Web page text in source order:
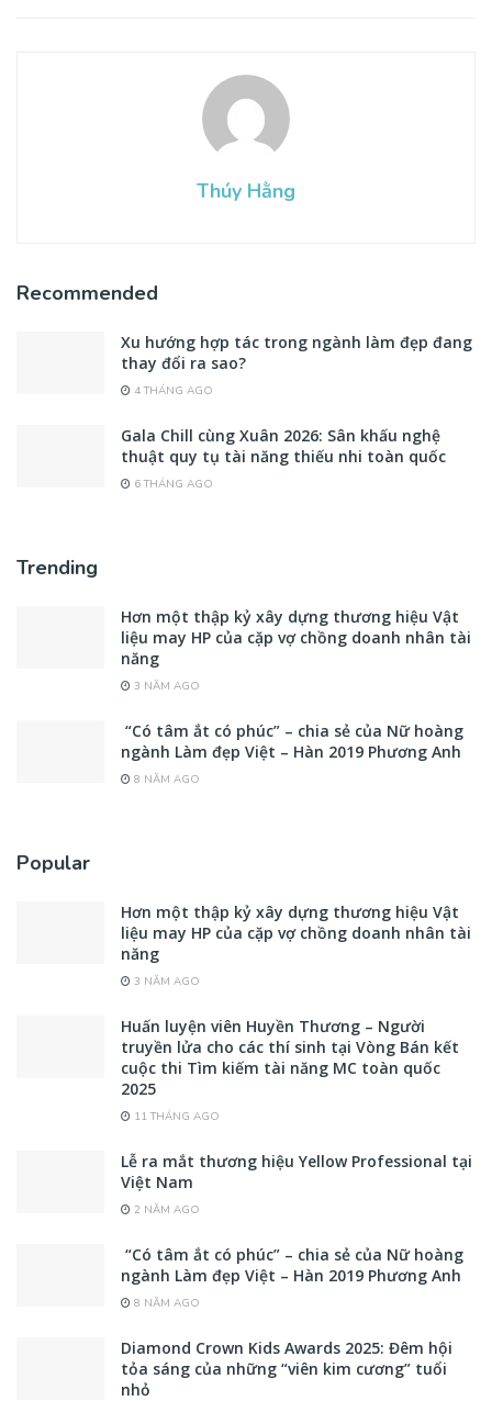
Thúy Hằng
Recommended
Xu hướng hợp tác trong ngành làm đẹp đang
thay đổi ra sao?
4 THÁNG AGO
Gala Chill cùng Xuân 2026: Sân khấu nghệ
thuật quy tụ tài năng thiếu nhi toàn quốc
6 THÁNG AGO
Trending
Hơn một thập kỷ xây dựng thương hiệu Vật
liệu may HP của cặp vợ chồng doanh nhân tài
năng
3 NĂM AGO
“Có tâm ắt có phúc” – chia sẻ của Nữ hoàng
ngành Làm đẹp Việt – Hàn 2019 Phương Anh
8 NĂM AGO
Popular
Hơn một thập kỷ xây dựng thương hiệu Vật
liệu may HP của cặp vợ chồng doanh nhân tài
năng
3 NĂM AGO
Huấn luyện viên Huyền Thương – Người
truyền lửa cho các thí sinh tại Vòng Bán kết
cuộc thi Tìm kiếm tài năng MC toàn quốc
2025
11 THÁNG AGO
Lễ ra mắt thương hiệu Yellow Professional tại
Việt Nam
2 NĂM AGO
“Có tâm ắt có phúc” – chia sẻ của Nữ hoàng
ngành Làm đẹp Việt – Hàn 2019 Phương Anh
8 NĂM AGO
Diamond Crown Kids Awards 2025: Đêm hội
tỏa sáng của những “viên kim cương” tuổi
nhỏ